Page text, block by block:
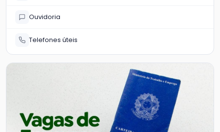
Ouvidoria
Telefones úteis